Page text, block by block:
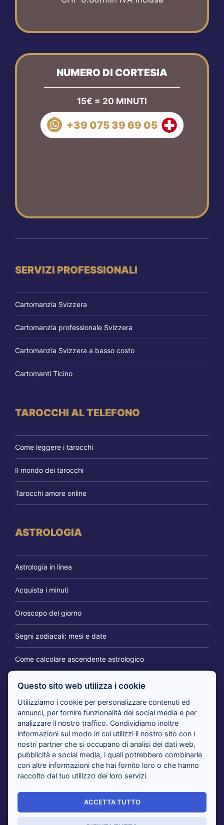
NUMERO DI CORTESIA
15€ = 20 MINUTI
+39 075 39 69 05
SERVIZI PROFESSIONALI
Cartomanzia Svizzera
Cartomanzia professionale Svizzera
Cartomanzia Svizzera a basso costo
Cartomanti Ticino
TAROCCHI AL TELEFONO
Come leggere i tarocchi
Il mondo dei tarocchi
Tarocchi amore online
ASTROLOGIA
Astrologia in linea
Acquista i minuti
Oroscopo del giorno
Segni zodiacali: mesi e date
Come calcolare ascendente astrologico
IL BLOG DEI CARTOMANTI
Tarocchi 365 giorni per te: il consulto per cambiare
prospettiva
Tarocchi nuovi amori in arrivo: i cartomanti rispondono
Sensitivi al telefono risolvono i tuoi dubbi con i Tarocchi:
Questo sito web utilizza i cookie
Utilizziamo i cookie per personalizzare contenuti ed
annunci, per fornire funzionalità dei social media e per
analizzare il nostro traffico. Condividiamo inoltre
informazioni sul modo in cui utilizzi il nostro sito con i
nostri partner che si occupano di analisi dei dati web,
pubblicità e social media, i quali potrebbero combinarle
con altre informazioni che hai fornito loro o che hanno
raccolto dal tuo utilizzo dei loro servizi.
ACCETTA TUTTO